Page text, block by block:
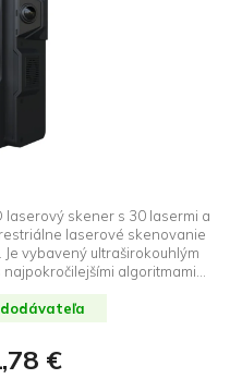
laserový skener s 30 lasermi a
laserové skenovanie
vybavený ultraširokouhlým
algoritmami
cm. So svojimi multifunkčnými
a multispektrálne, ponúka
META: Vďaka svojim
€